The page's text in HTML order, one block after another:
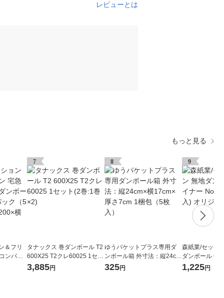
レビューとは
もっと見る
＆フリ
ンパク
7
タナックス 巻ダンボール T2
600X25 T2クレ60025 1セッ
ト(2巻:1巻×2)
3,885円
8
ゆうパケットプラス専用ダ
ンボール箱 外寸法：縦24cm
×横17cm×厚さ7cm 1梱包
325円
9
森紙業/セッツ
ダンボール C
1梱包(20枚入)
1,225円